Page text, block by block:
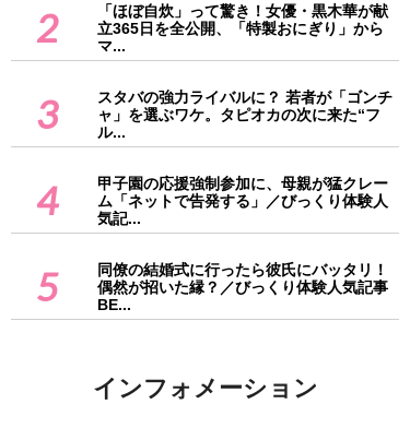
2
「ほぼ自炊」って驚き！女優・黒木華が献
立365日を全公開、「特製おにぎり」から
マ...
3
スタバの強力ライバルに？ 若者が「ゴンチ
ャ」を選ぶワケ。タピオカの次に来た“フ
ル...
4
甲子園の応援強制参加に、母親が猛クレー
ム「ネットで告発する」／びっくり体験人
気記...
5
同僚の結婚式に行ったら彼氏にバッタリ！
偶然が招いた縁？／びっくり体験人気記事
BE...
インフォメーション